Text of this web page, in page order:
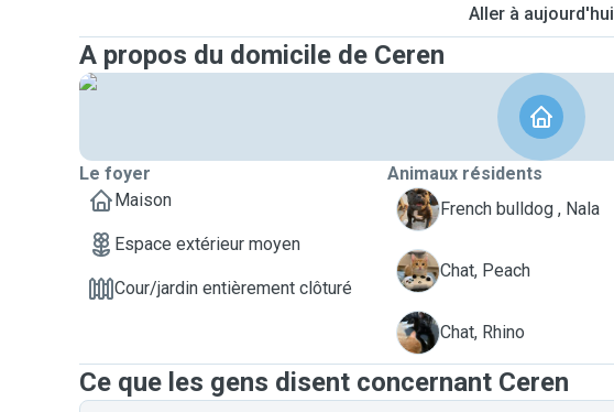
Aller à aujourd'hui
A propos du domicile de Ceren
Le foyer
Maison
Espace extérieur moyen
Cour/jardin entièrement clôturé
Animaux résidents
N
French bulldog , Nala
P Chat, Peach
R Chat, Rhino
Ce que les gens disent concernant Ceren